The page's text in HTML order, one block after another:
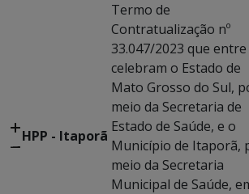
HPP - Itaporã
Termo de
Contratualização nº
33.047/2023 que entre
celebram o Estado de
Mato Grosso do Sul,
meio da Secretaria de
Estado de Saúde, e o
Município de Itaporã,
meio da Secretaria
Municipal de Saúde,